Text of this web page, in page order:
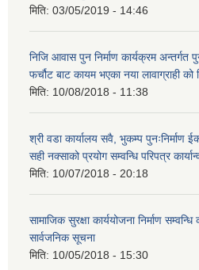
मिति: 03/05/2019 - 14:46
निजि आवास पुन निर्माण कार्यक्रम अन्तर्गत
फर्चौट बाट कायम भएका नया लावाग्राही को
मिति: 10/08/2018 - 11:38
श्री वडा कार्यालय सवै, भुकम्प पुनःनिर्माण
सही नक्साको प्रयोग सम्वन्धि परिपत्र
मिति: 10/07/2018 - 20:18
सामाजिक सुरक्षा कार्ययोजना निर्माण
सार्वजनिक सूचना
मिति: 10/05/2018 - 15:30